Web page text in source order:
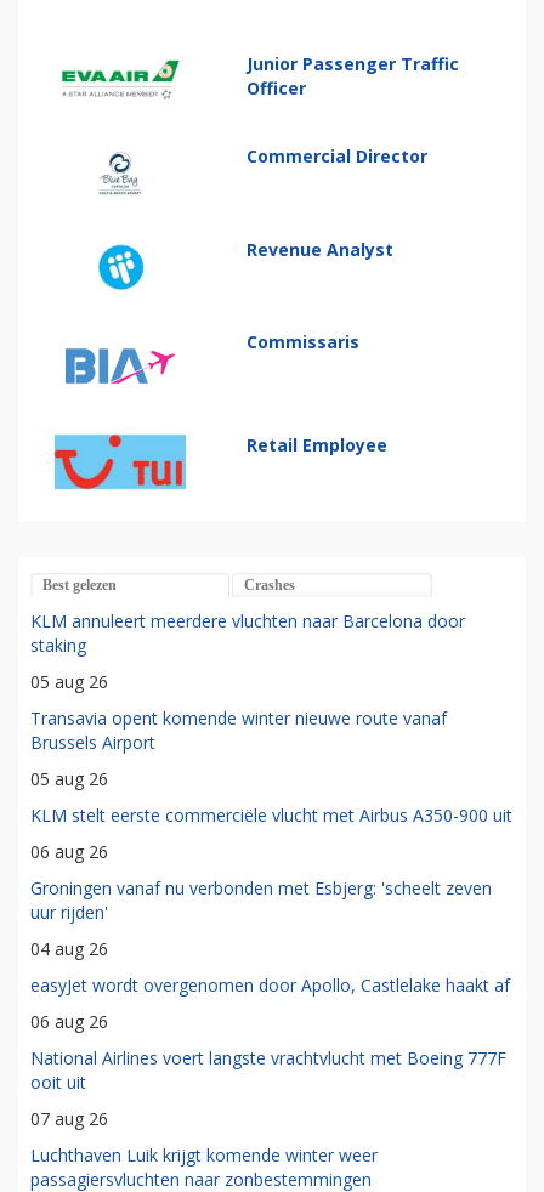
Junior Passenger Traffic
Officer
Commercial Director
Revenue Analyst
Commissaris
Retail Employee
Best gelezen Crashes
KLM annuleert meerdere vluchten naar Barcelona door
staking
05 aug 26
Transavia opent komende winter nieuwe route vanaf
Brussels Airport
05 aug 26
KLM stelt eerste commerciële vlucht met Airbus A350-900 uit
06 aug 26
Groningen vanaf nu verbonden met Esbjerg: 'scheelt zeven
uur rijden'
04 aug 26
easyJet wordt overgenomen door Apollo, Castlelake haakt af
06 aug 26
National Airlines voert langste vrachtvlucht met Boeing 777F
ooit uit
07 aug 26
Luchthaven Luik krijgt komende winter weer
passagiersvluchten naar zonbestemmingen